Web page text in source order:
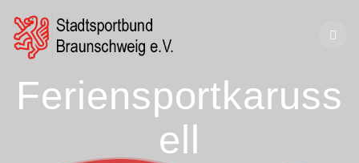
Feriensportkaruss
ell